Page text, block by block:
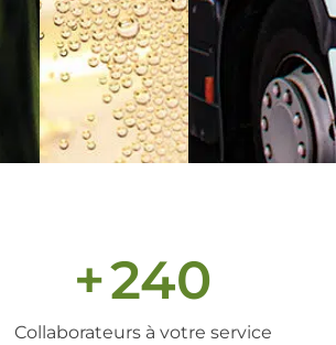
+240
Collaborateurs à votre service